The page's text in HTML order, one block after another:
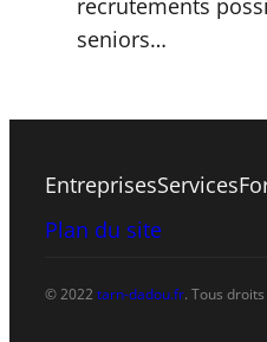
recrutements
seniors…
EntreprisesServices
Plan du site
© 2022tarn-dadou.fr. Tous